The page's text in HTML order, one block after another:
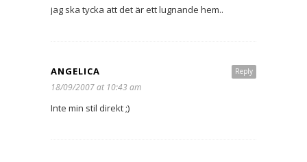
jag ska tycka att det är ett lugnande hem..
Reply
ANGELICA
18/09/2007 at 10:43 am
Inte min stil direkt ;)